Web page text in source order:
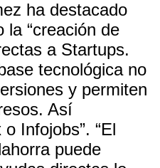
ha destacado
la “creación de
a Startups.
tecnológica no
y permiten
Así
Infojobs”. “El
puede